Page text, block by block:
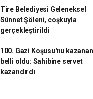
Tire Belediyesi Geleneksel
Sünnet Şöleni, coşkuyla
gerçekleştirildi
100. Gazi Koşusu'nu kazanan
belli oldu: Sahibine servet
kazandırdı